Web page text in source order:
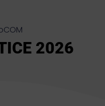
2026